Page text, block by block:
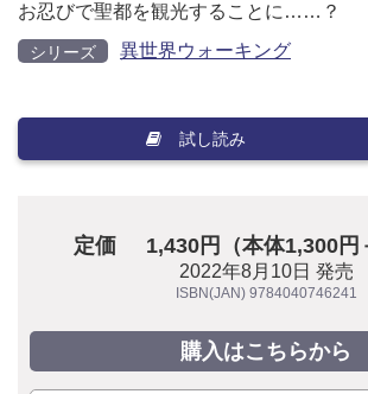
お忍びで聖都を観光することに……？
シリーズ 異世界ウォーキング
試し読み
定価 1,430円（本体1,300円
2022年8月10日 発売
ISBN(JAN) 9784040746241
購入はこちらから